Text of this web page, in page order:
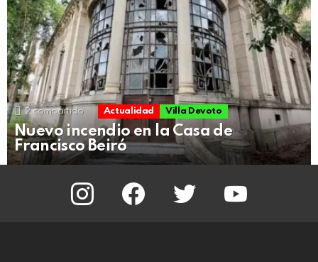
2 compartido Actualidad Villa Devoto
Nuevo incendio en la Casa de
Francisco Beiró
instagram facebook twitter